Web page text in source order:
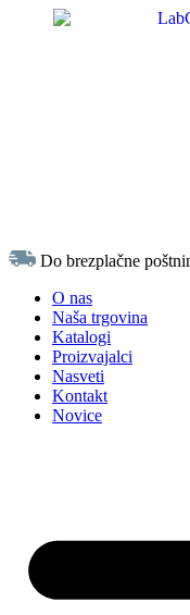
Do brezplačne
O nas
Naša trgovina
Katalogi
Proizvajalci
Nasveti
Kontakt
Novice